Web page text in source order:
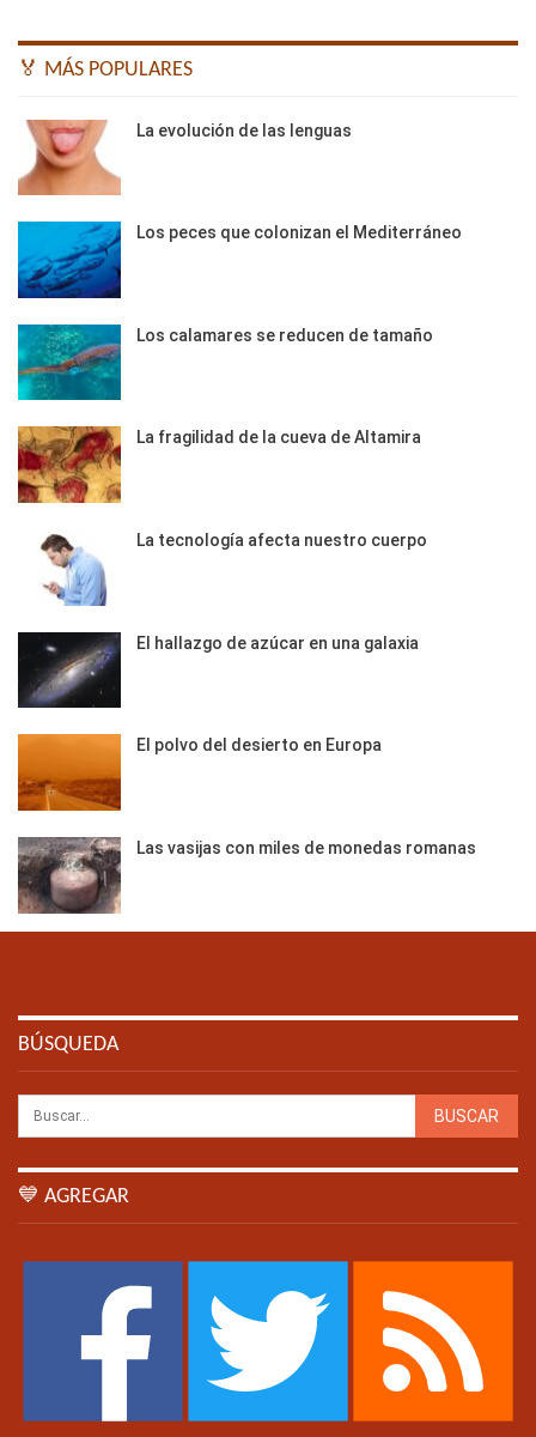
🏅 MÁS POPULARES
La evolución de las lenguas
Los peces que colonizan el Mediterráneo
Los calamares se reducen de tamaño
La fragilidad de la cueva de Altamira
La tecnología afecta nuestro cuerpo
El hallazgo de azúcar en una galaxia
El polvo del desierto en Europa
Las vasijas con miles de monedas romanas
BÚSQUEDA
💙 AGREGAR